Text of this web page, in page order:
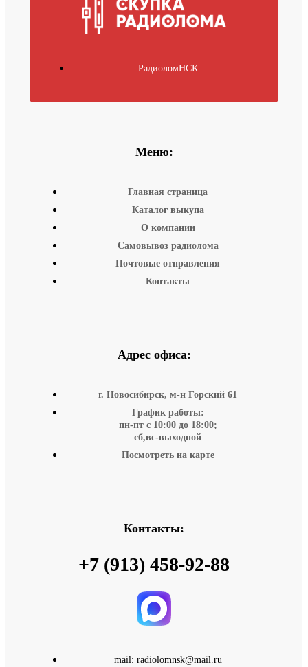
РадиоломНСК
Меню:
Главная страница
Каталог выкупа
О компании
Самовывоз радиолома
Почтовые отправления
Контакты
Адрес офиса:
г. Новосибирск, м-н Горский 61
График работы:
пн-пт с 10:00 до 18:00;
сб,вс-выходной
Посмотреть на карте
Контакты:
+7 (913) 458-92-88
mail: radiolomnsk@mail.ru